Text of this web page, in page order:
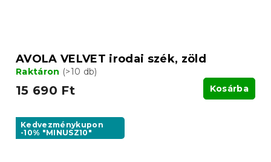
AVOLA VELVET irodai szék, zöld
Raktáron (>10 db)
15 690 Ft Kosárba
Kedvezménykupon
-10% "MINUSZ10"